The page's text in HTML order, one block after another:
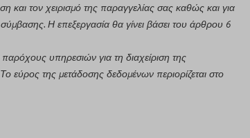
τον χειρισμό της παραγγελίας σας καθώς και για
Η επεξεργασία θα γίνει βάσει του άρθρου 6
υπηρεσιών για τη διαχείριση της
εύρος της μετάδοσης δεδομένων περιορίζεται στο